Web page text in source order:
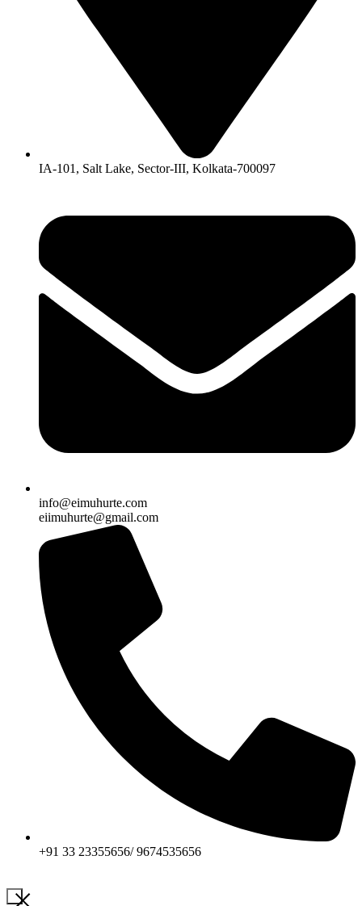
IA-101, Salt Lake, Sector-III, Kolkata-700097
info@eimuhurte.com
eiimuhurte@gmail.com
+91 33 23355656/ 9674535656